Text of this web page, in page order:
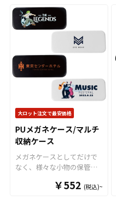
メ、スポーツ、官公庁、同
人グッズなど様々な業界に
人気です。 短納期・小ロッ
トでの対応も可能ですので
ご不明点がありましたらお
気軽にご相談ください。
ナルデザインで制作いたし
ます。 トレイの底面部分に
フルカラーでオリジナルの
デザインを印刷することが
できます。PVCのカラーは全
16色からお選びいただけま
すので、デザインに合わせ
てお選びください。PVC製
で水や汚れに強く、四隅の
スナップボタンを留めるだ
けで簡単に組み立てが完了
しますので、散らかりがち
な小物をスタイリッシュに
整理できるマルチトレイと
大ロット注文で最安価格
PUメガネケース/マルチ
収納ケース
メガネケースとしてだけで
なく、様々な小物の保管に
です。かさ張らず邪魔にな
￥552 (税込)~